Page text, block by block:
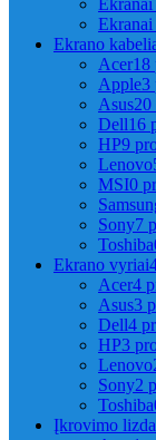
Ekranai
Ekranai
Ekrano
Acer18
Apple3
Asus20
Dell16
HP9
Lenovo
MSI0
Sony7
Toshiba
Ekrano vyriai
Acer4
Asus3
Dell4
HP3
Lenovo
Sony2
Toshiba
Įkrovimo